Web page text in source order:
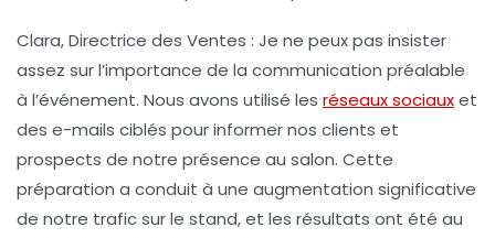
Clara, Directrice des Ventes : Je ne peux pas insister
assez sur l’importance de la communication préalable
à l’événement. Nous avons utilisé les réseaux sociauxet
des e-mails ciblés pour informer nos clients et
prospects de notre présence au salon. Cette
préparation a conduit à une augmentation significative
de notre trafic sur le stand, et les résultats ont été au